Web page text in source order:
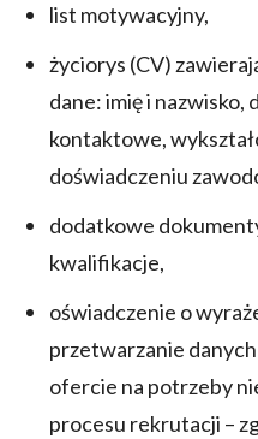
list motywacyjny,
życiorys (CV)
dane: imię i nazwisko,
kontaktowe,
doświadczeniu
dodatkowe
kwalifikacje,
oświadczenie o
przetwarzanie
ofercie na potrzeby
procesu rekrutacji –